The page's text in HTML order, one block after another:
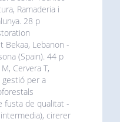
Ramaderia i
28 p
Bekaa, Lebanon -
(Spain). 44 p
Cervera T,
gestió per a
fusta de qualitat -
cirerer